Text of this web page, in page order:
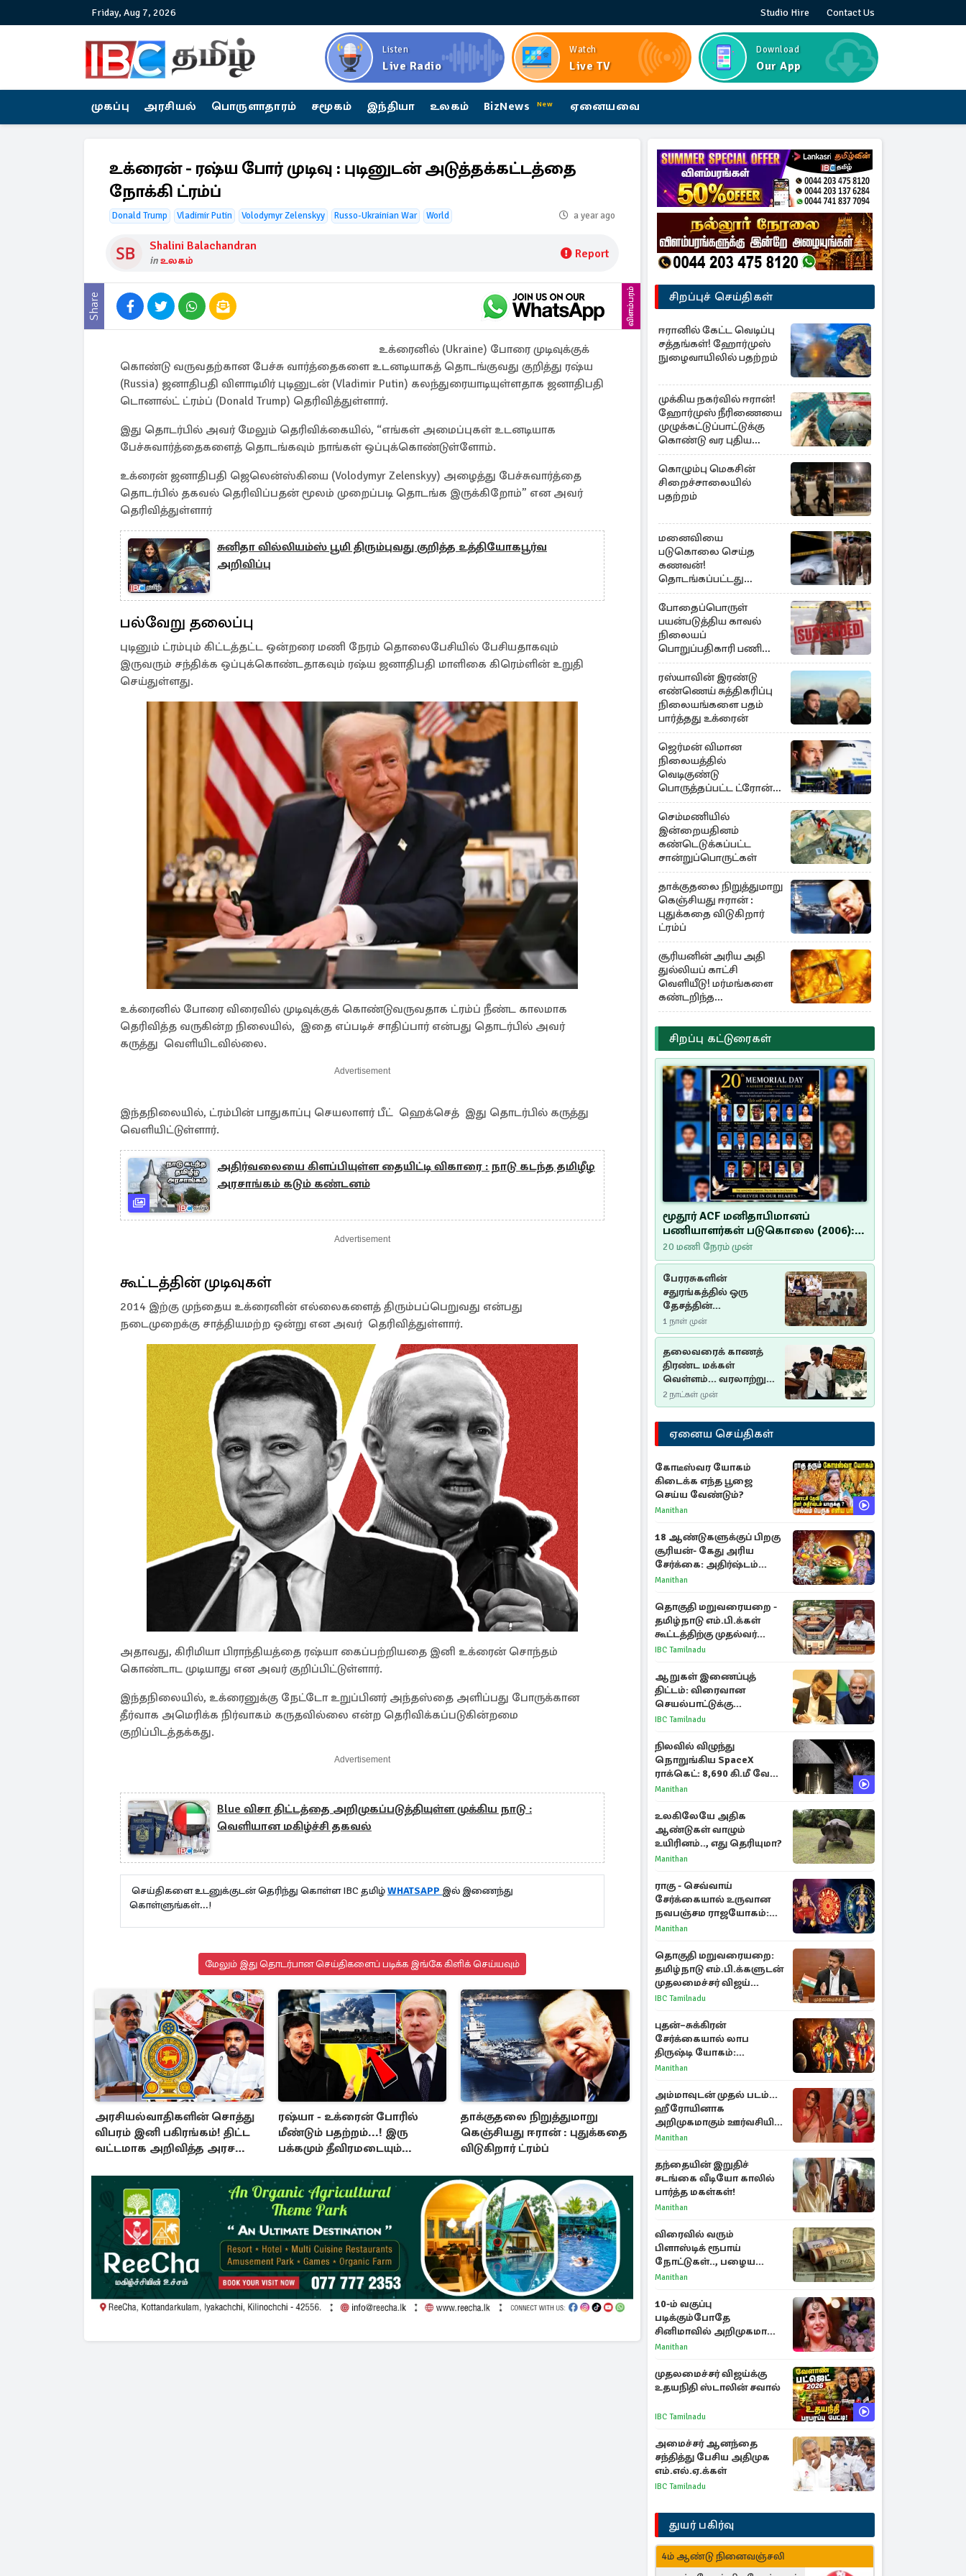
Friday, Aug 7, 2026 Studio Hire Contact Us
Listen
Live Radio
Watch
Live TV
Download
Our App
முகப்பு அரசியல் பொருளாதாரம் சமூகம் இந்தியா உலகம் BizNews New ஏனையவை
உக்ரைன் - ரஷ்ய போர் முடிவு : புடினுடன் அடுத்தக்கட்டத்தை
நோக்கி ட்ரம்ப்
Donald Trump Vladimir Putin Volodymyr Zelenskyy Russo-Ukrainian War World a year ago
Shalini Balachandran
inஉலகம் Report
Share விளம்பரம்
உக்ரைனில் (Ukraine) போரை முடிவுக்குக்
கொண்டு வருவதற்கான பேச்சு வார்த்தைகளை உடனடியாகத் தொடங்குவது குறித்து ரஷ்ய
(Russia) ஜனாதிபதி விளாடிமிர் புடினுடன் (Vladimir Putin) கலந்துரையாடியுள்ளதாக ஜனாதிபதி
டொனால்ட் ட்ரம்ப் (Donald Trump) தெரிவித்துள்ளார்.
இது தொடர்பில் அவர் மேலும் தெரிவிக்கையில், “எங்கள் அமைப்புகள் உடனடியாக
பேச்சுவார்த்தைகளைத் தொடங்கவும் நாங்கள் ஒப்புக்கொண்டுள்ளோம்.
உக்ரைன் ஜனாதிபதி ஜெலென்ஸ்கியை (Volodymyr Zelenskyy) அழைத்து பேச்சுவார்த்தை
தொடர்பில் தகவல் தெரிவிப்பதன் மூலம் முறைப்படி தொடங்க இருக்கிறோம்” என அவர்
தெரிவித்துள்ளார்
சுனிதா வில்லியம்ஸ் பூமி திரும்புவது குறித்த உத்தியோகபூர்வ
அறிவிப்பு
பல்வேறு தலைப்பு
புடினும் ட்ரம்பும் கிட்டத்தட்ட ஒன்றரை மணி நேரம் தொலைபேசியில் பேசியதாகவும்
இருவரும் சந்திக்க ஒப்புக்கொண்டதாகவும் ரஷ்ய ஜனாதிபதி மாளிகை கிரெம்ளின் உறுதி
செய்துள்ளது.
உக்ரைனில் போரை விரைவில் முடிவுக்குக் கொண்டுவருவதாக ட்ரம்ப் நீண்ட காலமாக
தெரிவித்த வருகின்ற நிலையில், இதை எப்படிச் சாதிப்பார் என்பது தொடர்பில் அவர்
கருத்து வெளியிடவில்லை.
Advertisement
இந்தநிலையில், ட்ரம்பின் பாதுகாப்பு செயலாளர் பீட் ஹெக்செத் இது தொடர்பில் கருத்து
வெளியிட்டுள்ளார்.
அதிர்வலையை கிளப்பியுள்ள தையிட்டி விகாரை : நாடு கடந்த தமிழீழ
அரசாங்கம் கடும் கண்டனம்
Advertisement
கூட்டத்தின் முடிவுகள்
2014 இற்கு முந்தைய உக்ரைனின் எல்லைகளைத் திரும்பப்பெறுவது என்பது
நடைமுறைக்கு சாத்தியமற்ற ஒன்று என அவர் தெரிவித்துள்ளார்.
அதாவது, கிரிமியா பிராந்தியத்தை ரஷ்யா கைப்பற்றியதை இனி உக்ரைன் சொந்தம்
கொண்டாட முடியாது என அவர் குறிப்பிட்டுள்ளார்.
இந்தநிலையில், உக்ரைனுக்கு நேட்டோ உறுப்பினர் அந்தஸ்தை அளிப்பது போருக்கான
தீர்வாக அமெரிக்க நிர்வாகம் கருதவில்லை என்ற தெரிவிக்கப்படுகின்றமை
குறிப்பிடத்தக்கது.
Advertisement
Blue விசா திட்டத்தை அறிமுகப்படுத்தியுள்ள முக்கிய நாடு :
வெளியான மகிழ்ச்சி தகவல்
செய்திகளை உடனுக்குடன் தெரிந்து கொள்ள IBC தமிழ்WHATSAPP இல் இணைந்து
கொள்ளுங்கள்...!
மேலும் இது தொடர்பான செய்திகளைப் படிக்க இங்கே கிளிக் செய்யவும்
அரசியல்வாதிகளின் சொத்து
விபரம் இனி பகிரங்கம்! திட்ட
வட்டமாக அறிவித்த அரச
ரஷ்யா - உக்ரைன் போரில்
மீண்டும் பதற்றம்...! இரு
பக்கமும் தீவிரமடையும்
தாக்குதலை நிறுத்துமாறு
கெஞ்சியது ஈரான் : புதுக்கதை
விடுகிறார் ட்ரம்ப்
சிறப்புச் செய்திகள்
ஈரானில் கேட்ட வெடிப்பு
சத்தங்கள்! ஹோர்முஸ்
நுழைவாயிலில் பதற்றம்
முக்கிய நகர்வில் ஈரான்!
ஹோர்முஸ் நீரிணையை
முழுக்கட்டுப்பாட்டுக்கு
கொண்டு வர புதிய
சட்டமூலம்
கொழும்பு மெகசின்
சிறைச்சாலையில்
பதற்றம்
மனைவியை
படுகொலை செய்த
கணவன்!
தொடங்கப்பட்டது
விசாரணை
போதைப்பொருள்
பயன்படுத்திய காவல்
நிலையப்
பொறுப்பதிகாரி பணி
இடைநீக்கம்
ரஸ்யாவின் இரண்டு
எண்ணெய் சுத்திகரிப்பு
நிலையங்களை பதம்
பார்த்தது உக்ரைன்
ஜெர்மன் விமான
நிலையத்தில்
வெடிகுண்டு
பொருத்தப்பட்ட ட்ரோன்!
தப்பியது உக்ரைன்
விமானம்
செம்மணியில்
இன்றையதினம்
கண்டெடுக்கப்பட்ட
சான்றுப்பொருட்கள்
தாக்குதலை நிறுத்துமாறு
கெஞ்சியது ஈரான் :
புதுக்கதை விடுகிறார்
ட்ரம்ப்
சூரியனின் அரிய அதி
துல்லியப் காட்சி
வெளியீடு! மர்மங்களை
கண்டறிந்த
விஞ்ஞானிகள்
சிறப்பு கட்டுரைகள்
மூதூர் ACF மனிதாபிமானப்
பணியாளர்கள் படுகொலை (2006):
20 ஆண்டுகளாகியும் நீதி
மறுக்கப்பட்ட மனிதாபிமானப்
பேரவலம்
20 மணி நேரம் முன்
பேரரசுகளின்
சதுரங்கத்தில் ஒரு
தேசத்தின்
தீர்க்கதரிசனம் :
சுதுமலை பிரகடனம்
ஒரு வரலாற்றுப் பாடம்
1 நாள் முன்
தலைவரைக் காணத்
திரண்ட மக்கள்
வெள்ளம்... வரலாற்றுச்
சிறப்புமிக்க சுதுமலைப்
பிரகடனம்…
2 நாட்கள் முன்
ஏனைய செய்திகள்
கோடீஸ்வர யோகம்
கிடைக்க எந்த பூஜை
செய்ய வேண்டும்?
Manithan
18 ஆண்டுகளுக்குப் பிறகு
சூரியன்- கேது அரிய
சேர்க்கை: அதிர்ஷ்டம்
பெறும் 3 ராசிகள்!
Manithan
தொகுதி மறுவரையறை -
தமிழ்நாடு எம்.பி.க்கள்
கூட்டத்திற்கு முதல்வர்
விஜய் அழைப்பு
IBC Tamilnadu
ஆறுகள் இணைப்புத்
திட்டம்: விரைவான
செயல்பாட்டுக்கு
பிரதமருக்கு முதலமைச்சர்
IBC Tamilnadu
நிலவில் விழுந்து
நொறுங்கிய SpaceX
ராக்கெட்: 8,690 கி.மீ வேக
மோதலால் உருவான புதிய
Manithan
உலகிலேயே அதிக
ஆண்டுகள் வாழும்
உயிரினம்.., எது தெரியுமா?
Manithan
ராகு - செவ்வாய்
சேர்க்கையால் உருவான
நவபஞ்சம ராஜயோகம்:
அதிர்ஷ்டம் பெறும் 3
Manithan
தொகுதி மறுவரையறை:
தமிழ்நாடு எம்.பி.க்களுடன்
முதலமைச்சர் விஜய்
ஆலோசனை
IBC Tamilnadu
புதன்–சுக்கிரன்
சேர்க்கையால் லாப
திருஷ்டி யோகம்:
அதிர்ஷ்டம் பெறும் டாப் 3
Manithan
அம்மாவுடன் முதல் படம்...
ஹீரோயினாக
அறிமுகமாகும் ஊர்வசியின்
மகள் தேஜலட்சுமி!
Manithan
தந்தையின் இறுதிச்
சடங்கை வீடியோ காலில்
பார்த்த மகள்கள்!
Manithan
விரைவில் வரும்
பிளாஸ்டிக் ரூபாய்
நோட்டுகள்.., பழைய
காகித நோட்டுகள்
Manithan
10-ம் வகுப்பு
படிக்கும்போதே
சினிமாவில் அறிமுகமான
த்ரிஷா! உண்மையை
காந்தி
Manithan
முதலமைச்சர் விஜய்க்கு
உதயநிதி ஸ்டாலின் சவால்
IBC Tamilnadu
அமைச்சர் ஆனந்தை
சந்தித்து பேசிய அதிமுக
எம்.எல்.ஏ.க்கள்
IBC Tamilnadu
துயர் பகிர்வு
4ம் ஆண்டு நினைவஞ்சலி